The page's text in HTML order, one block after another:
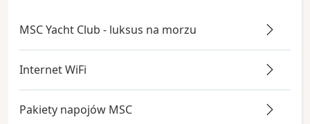
MSC Yacht Club - luksus na morzu
Internet WiFi
Pakiety napojów MSC